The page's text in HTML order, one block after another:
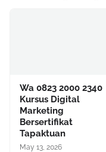
Wa 0823 2000 2340
Kursus Digital
Marketing
Bersertifikat
Tapaktuan
May 13, 2026